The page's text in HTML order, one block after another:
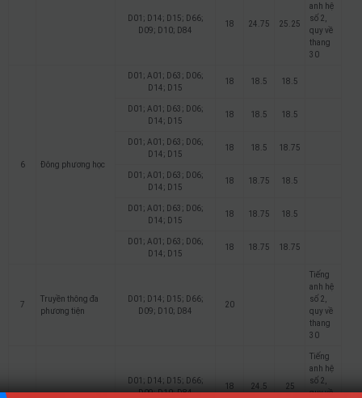
D01; D14; D15; D66;
D09; D10; D84
18 24.75 25.25
anh hệ
số 2,
quy về
thang
30
6 Đông phương học
D01; A01; D63; D06;
D14; D15
18 18.5 18.5
D01; A01; D63; D06;
D14; D15
18 18.5 18.5
D01; A01; D63; D06;
D14; D15
18 18.5 18.75
D01; A01; D63; D06;
D14; D15
18 18.75 18.5
D01; A01; D63; D06;
D14; D15
18 18.75 18.5
D01; A01; D63; D06;
D14; D15
18 18.75 18.75
7
Truyền thông đa
phương tiện
D01; D14; D15; D66;
D09; D10; D84
20
Tiếng
anh hệ
số 2,
quy về
thang
30
D01; D14; D15; D66;
D09; D10; D84
18 24.5 25
Tiếng
anh hệ
số 2,
quy về